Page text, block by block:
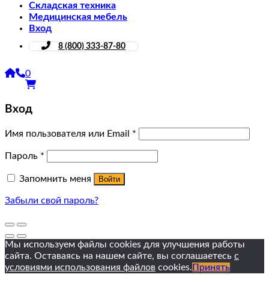
Складская техника
Медицинская мебель
Вход
8 (800) 333-87-80
0
Вход
Имя пользователя или Email *
Пароль *
Запомнить меня Войти
Забыли свой пароль?
Мы используем файлы cookies для улучшения работы
сайта. Оставаясь на нашем сайте, вы соглашаетесь с
условиями использования файлов cookies. Принять